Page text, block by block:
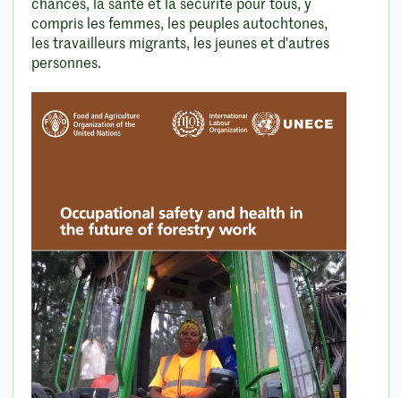
chances, la santé et la sécurité pour tous, y
compris les femmes, les peuples autochtones,
les travailleurs migrants, les jeunes et d'autres
personnes.